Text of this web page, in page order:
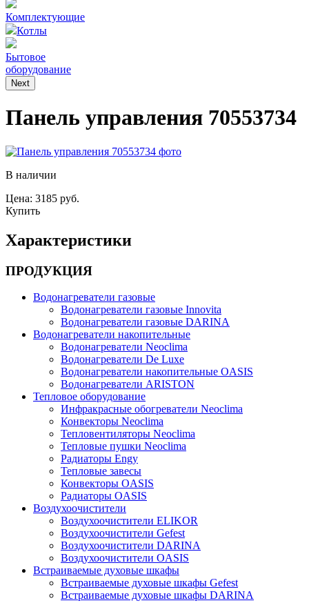
Комплектующие
Котлы
Бытовое
оборудование
Next
Панель управления 70553734
В наличии
Цена: 3185 руб.
Купить
Характеристики
ПРОДУКЦИЯ
Водонагреватели газовые
Водонагреватели газовые Innovita
Водонагреватели газовые DARINA
Водонагреватели накопительные
Водонагреватели Neoclima
Водонагреватели De Luxe
Водонагреватели накопительные OASIS
Водонагреватели ARISTON
Тепловое оборудование
Инфракрасные обогреватели Neoclima
Конвекторы Neoclima
Тепловентиляторы Neoclima
Тепловые пушки Neoclima
Радиаторы Engy
Тепловые завесы
Конвекторы OASIS
Радиаторы OASIS
Воздухоочистители
Воздухоочистители ELIKOR
Воздухоочистители Gefest
Воздухоочистители DARINA
Воздухоочистители OASIS
Встраиваемые духовые шкафы
Встраиваемые духовые шкафы Gefest
Встраиваемые духовые шкафы DARINA